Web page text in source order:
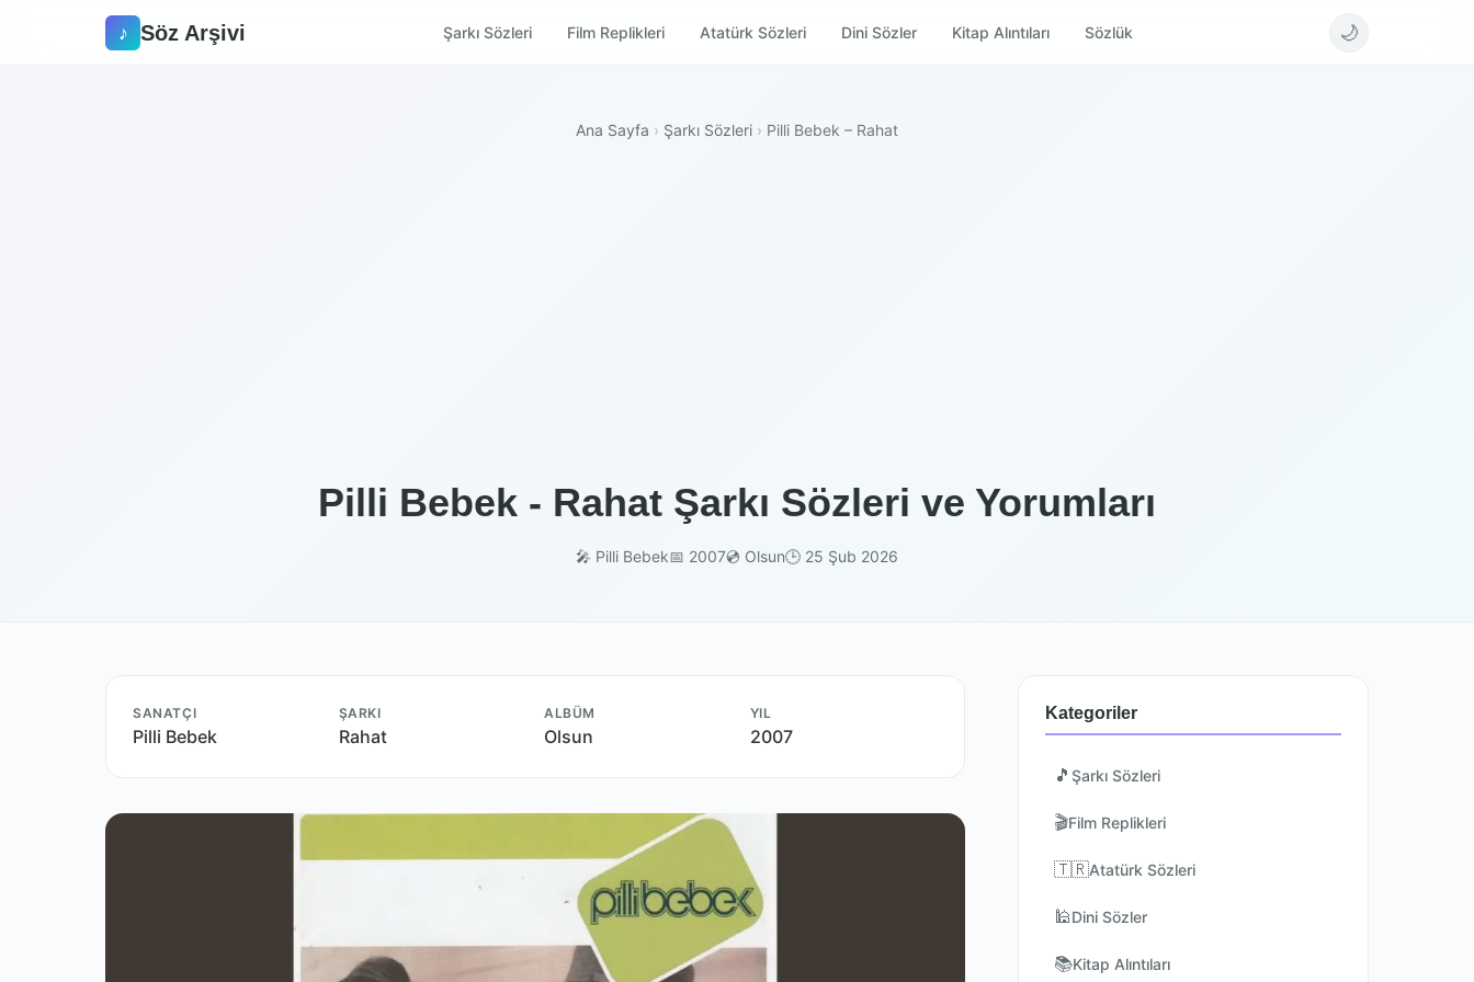
♪ Söz Arşivi Şarkı Sözleri Film Replikleri Atatürk Sözleri Dini Sözler Kitap Alıntıları Sözlük 🌙
Ana Sayfa › Şarkı Sözleri › Pilli Bebek – Rahat
Pilli Bebek - Rahat Şarkı Sözleri ve Yorumları
🎤 Pilli Bebek📅 2007💿 Olsun🕒 25 Şub 2026
SANATÇI
Pilli Bebek
ŞARKI
Rahat
ALBÜM
Olsun
YIL
2007
Kategoriler
🎵 Şarkı Sözleri
🎬Film Replikleri
🇹🇷Atatürk Sözleri
🕌Dini Sözler
📚Kitap Alıntıları